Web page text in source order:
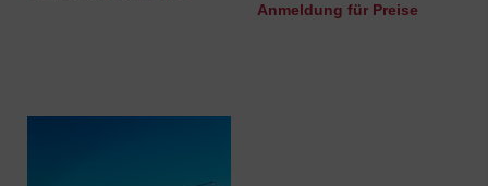
Anmeldung für Preise